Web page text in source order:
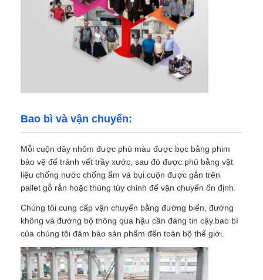
Bao bì và vận chuyển:
Mỗi cuộn dây nhôm được phủ màu được bọc bằng phim
bảo vệ để tránh vết trầy xước, sau đó được phủ bằng vật
liệu chống nước chống ẩm và bụi.cuộn được gắn trên
pallet gỗ rắn hoặc thùng tùy chỉnh để vận chuyển ổn định.
Chúng tôi cung cấp vận chuyển bằng đường biển, đường
không và đường bộ thông qua hậu cần đáng tin cậy.bao bì
của chúng tôi đảm bảo sản phẩm đến toàn bộ thế giới.